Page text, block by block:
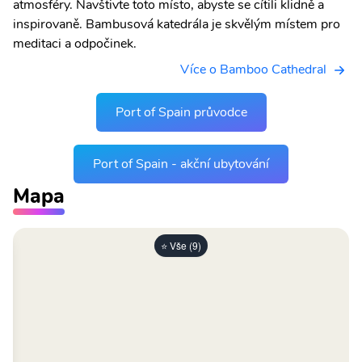
atmosféry. Navštivte toto místo, abyste se cítili klidně a
inspirovaně. Bambusová katedrála je skvělým místem pro
meditaci a odpočinek.
Více o Bamboo Cathedral
Port of Spain průvodce
Port of Spain - akční ubytování
Mapa
⭐ Vše (9)